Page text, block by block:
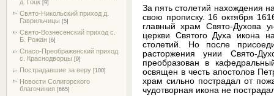
д. Гоцк [9]
Свято-Никольский приход д.
Гаврильчицы [5]
Свято-Вознесенский приход с.
Б. Рожан [6]
Спасо-Преображенский приход
с. Краснодворцы [9]
Пострадавшие за веру [100]
Новости Солигорского
благочиния [665]
За пять столетий нахождения
свою прописку. 16 октября
главный храм Свято-Духова
церкви Святого Духа икона
столетий. Но после
расторжения унии Свято-
преобразован в
освящен в честь апостолов
храм сильно пострадал от
чудотворная икона не